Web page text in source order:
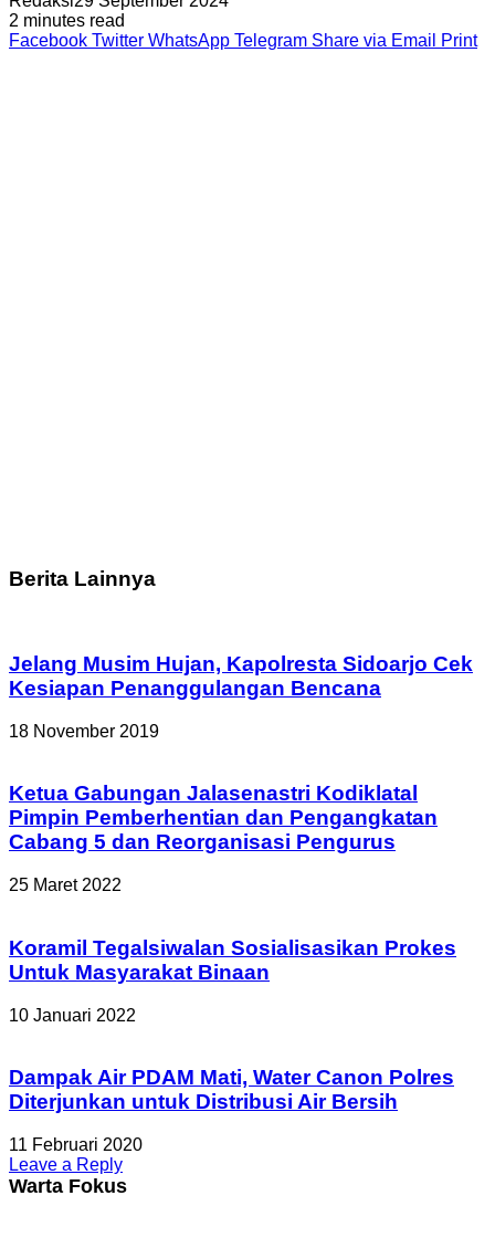
2 minutes read
Facebook Twitter WhatsApp Telegram Share via Email Print
Berita Lainnya
Jelang Musim Hujan, Kapolresta Sidoarjo Cek
Kesiapan Penanggulangan Bencana
18 November 2019
Ketua Gabungan Jalasenastri Kodiklatal
Pimpin Pemberhentian dan Pengangkatan
Cabang 5 dan Reorganisasi Pengurus
25 Maret 2022
Koramil Tegalsiwalan Sosialisasikan Prokes
Untuk Masyarakat Binaan
10 Januari 2022
Dampak Air PDAM Mati, Water Canon Polres
Diterjunkan untuk Distribusi Air Bersih
11 Februari 2020
Leave a Reply
Warta Fokus